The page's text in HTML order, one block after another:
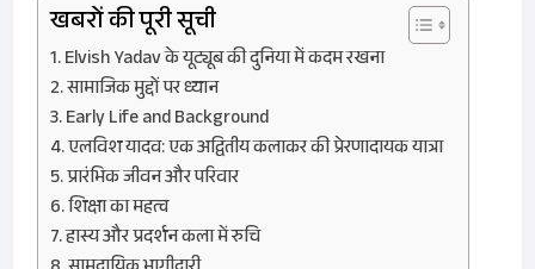
खबरों की पूरी सूची
Elvish Yadav के यूट्यूब की दुनिया में कदम रखना
सामाजिक मुद्दों पर ध्यान
Early Life and Background
एलविश यादव: एक अद्वितीय कलाकर की प्रेरणादायक यात्रा
प्रारंभिक जीवन और परिवार
शिक्षा का महत्व
हास्य और प्रदर्शन कला में रुचि